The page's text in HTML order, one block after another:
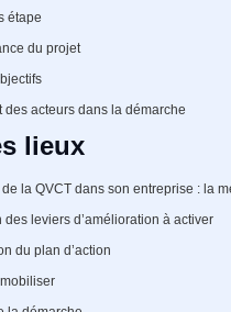
étape
du projet
des acteurs dans la démarche
lieux
la QVCT dans son entreprise : la
des leviers d’amélioration à activer
du plan d’action